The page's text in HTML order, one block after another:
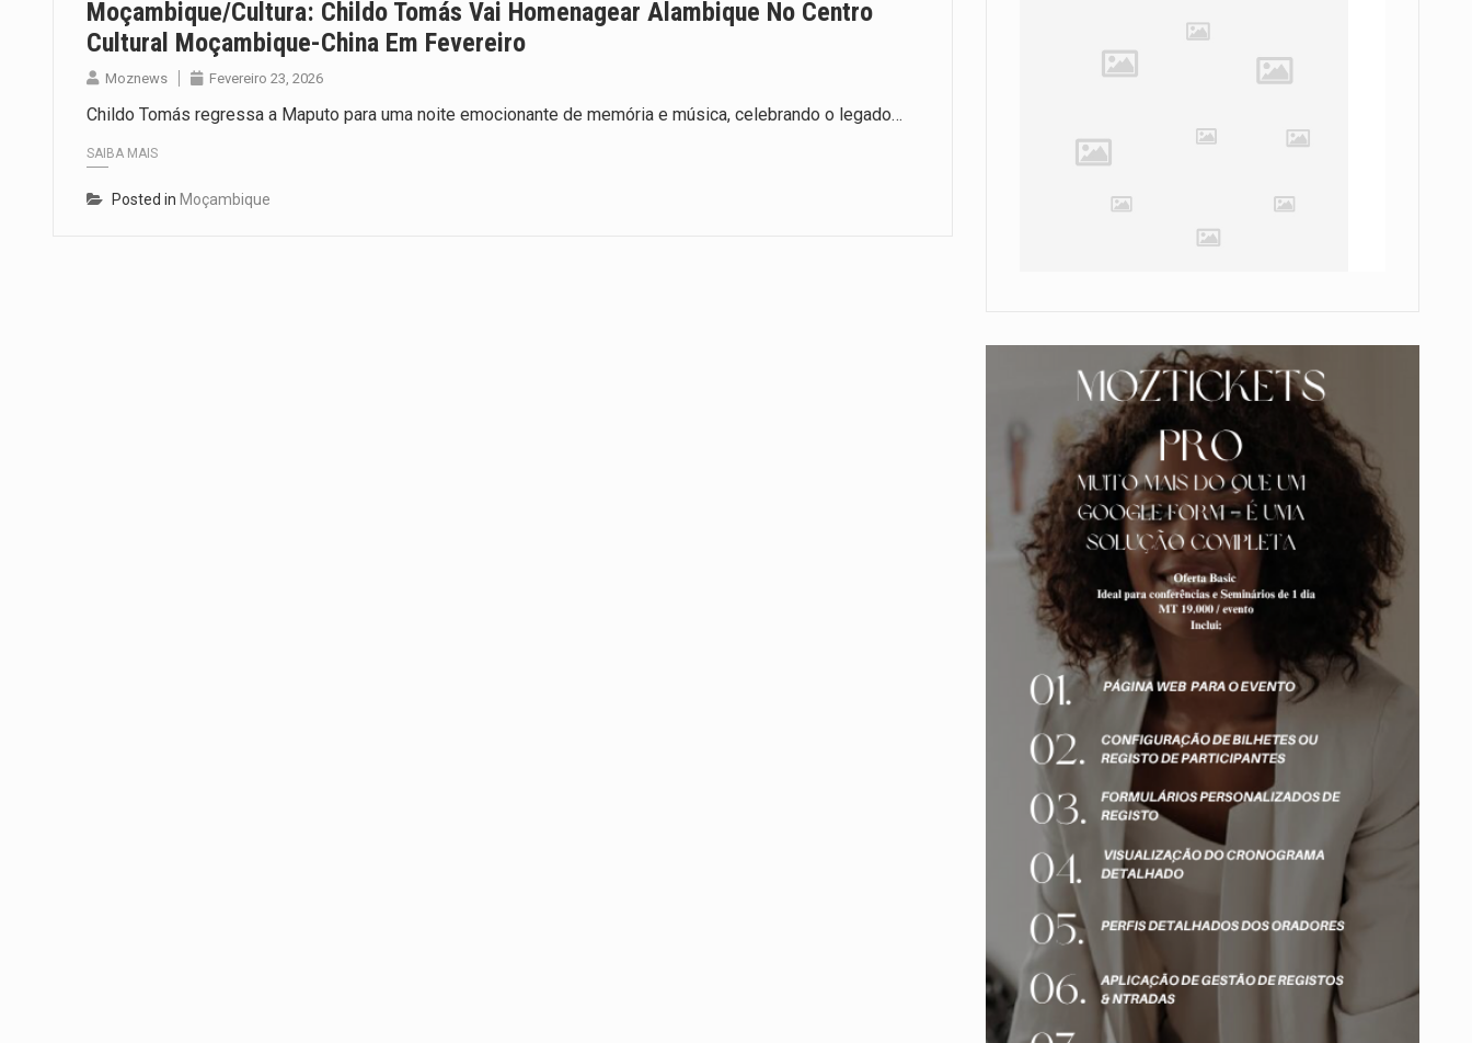
Moçambique/Cultura: Childo Tomás Vai Homenagear Alambique No Centro
Cultural Moçambique-China Em Fevereiro
Moznews Fevereiro 23, 2026
Childo Tomás regressa a Maputo para uma noite emocionante de memória e música, celebrando o legado…
SAIBA MAIS
Posted in Moçambique